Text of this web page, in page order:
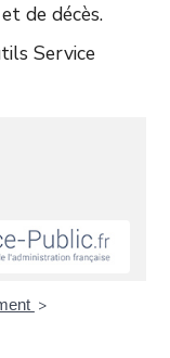
de décès.
Service
>